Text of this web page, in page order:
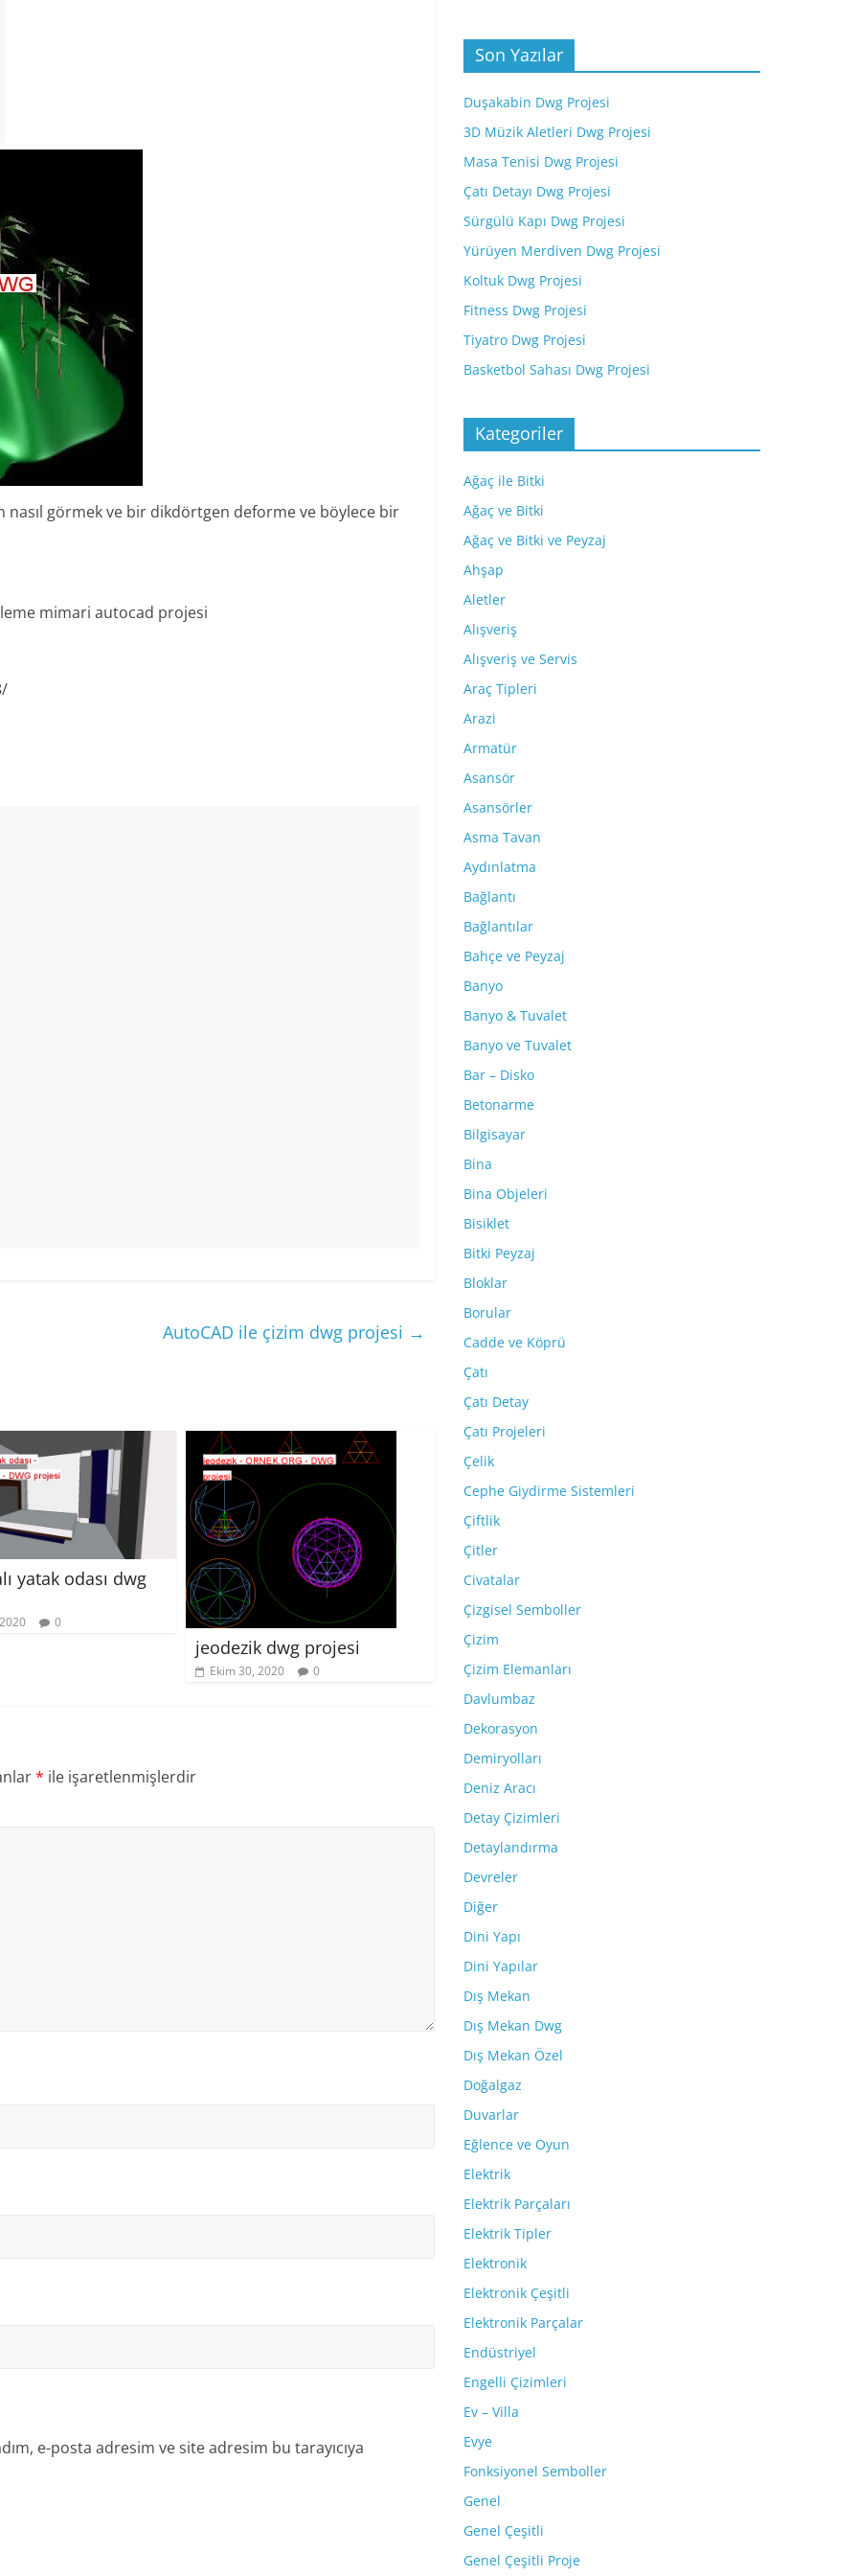
görmek ve bir dikdörtgen deforme ve böylece bir
mimari autocad projesi
AutoCAD ile çizim dwg projesi →
yatak odası dwg
0
jeodezik dwg projesi
Ekim 30, 2020 0
* ile işaretlenmişlerdir
e-posta adresim ve site adresim bu tarayıcıya
Son Yazılar
Duşakabin Dwg Projesi
3D Müzik Aletleri Dwg Projesi
Masa Tenisi Dwg Projesi
Çatı Detayı Dwg Projesi
Sürgülü Kapı Dwg Projesi
Yürüyen Merdiven Dwg Projesi
Koltuk Dwg Projesi
Fitness Dwg Projesi
Tiyatro Dwg Projesi
Basketbol Sahası Dwg Projesi
Kategoriler
Ağaç ile Bitki
Ağaç ve Bitki
Ağaç ve Bitki ve Peyzaj
Ahşap
Aletler
Alışveriş
Alışveriş ve Servis
Araç Tipleri
Arazi
Armatür
Asansör
Asansörler
Asma Tavan
Aydınlatma
Bağlantı
Bağlantılar
Bahçe ve Peyzaj
Banyo
Banyo & Tuvalet
Banyo ve Tuvalet
Bar – Disko
Betonarme
Bilgisayar
Bina
Bina Objeleri
Bisiklet
Bitki Peyzaj
Bloklar
Borular
Cadde ve Köprü
Çatı
Çatı Detay
Çatı Projeleri
Çelik
Cephe Giydirme Sistemleri
Çiftlik
Çitler
Civatalar
Çizgisel Semboller
Çizim
Çizim Elemanları
Davlumbaz
Dekorasyon
Demiryolları
Deniz Aracı
Detay Çizimleri
Detaylandırma
Devreler
Diğer
Dini Yapı
Dini Yapılar
Dış Mekan
Dış Mekan Dwg
Dış Mekan Özel
Doğalgaz
Duvarlar
Eğlence ve Oyun
Elektrik
Elektrik Parçaları
Elektrik Tipler
Elektronik
Elektronik Çeşitli
Elektronik Parçalar
Endüstriyel
Engelli Çizimleri
Ev – Villa
Evye
Fonksiyonel Semboller
Genel
Genel Çeşitli
Genel Çeşitli Proje